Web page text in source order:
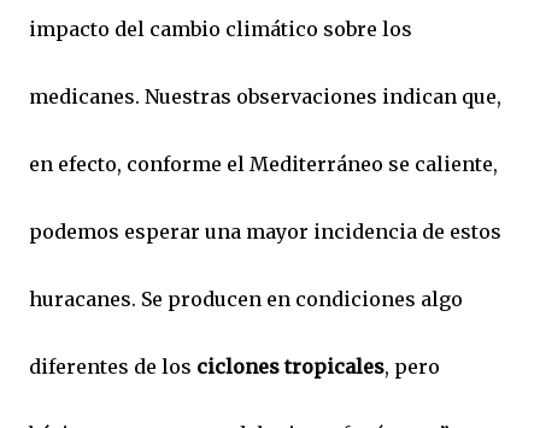
impacto del cambio climático sobre los
medicanes. Nuestras observaciones indican que,
en efecto, conforme el Mediterráneo se caliente,
podemos esperar una mayor incidencia de estos
huracanes. Se producen en condiciones algo
diferentes de los ciclones tropicales, pero